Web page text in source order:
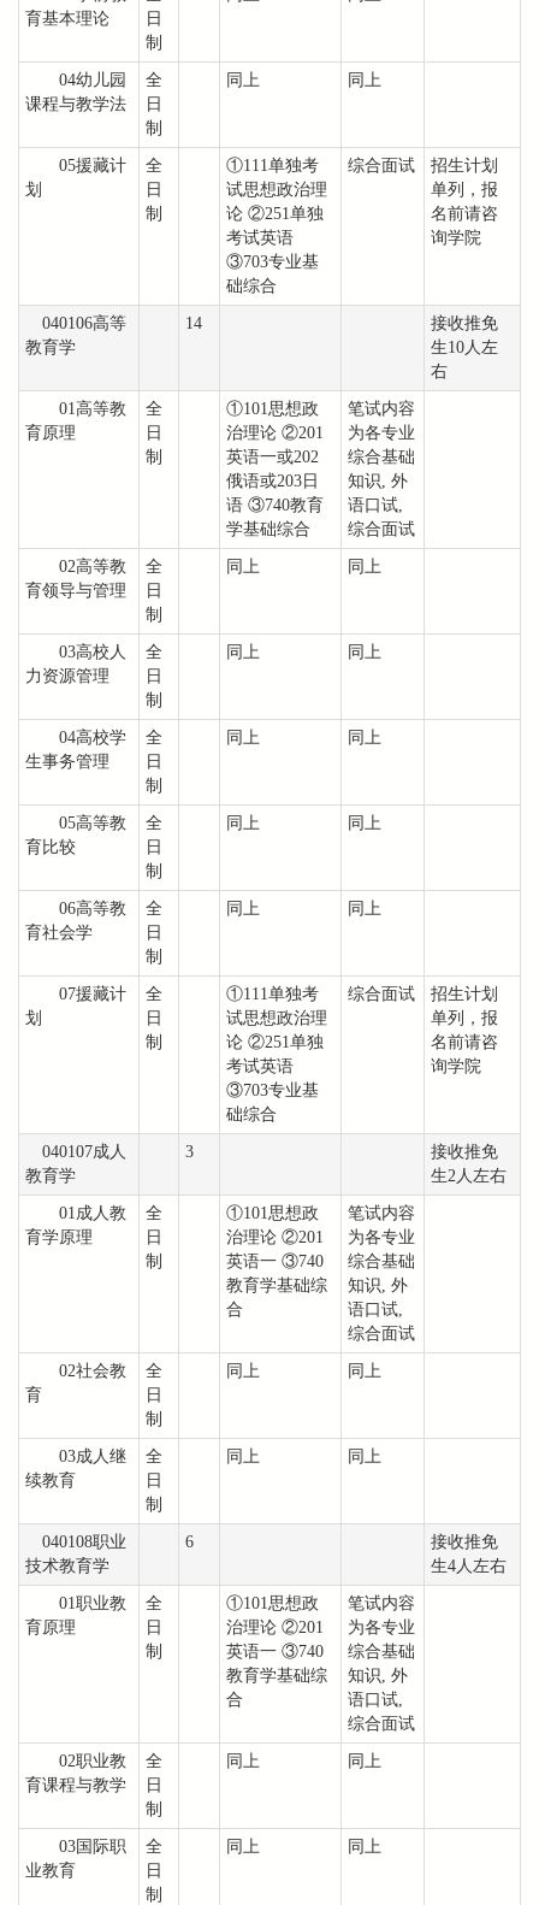
育基本理论
日
制
04幼儿园
课程与教学法
全
日
制
同上 同上
05援藏计
划
全
日
制
①111单独考
试思想政治理
论 ②251单独
考试英语
③703专业基
础综合
综合面试
招生计划
单列，报
名前请咨
询学院
040106高等
教育学
14
接收推免
生10人左
右
01高等教
育原理
全
日
制
①101思想政
治理论 ②201
英语一或202
俄语或203日
语 ③740教育
学基础综合
笔试内容
为各专业
综合基础
知识, 外
语口试,
综合面试
02高等教
育领导与管理
全
日
制
同上 同上
03高校人
力资源管理
全
日
制
同上 同上
04高校学
生事务管理
全
日
制
同上 同上
05高等教
育比较
全
日
制
同上 同上
06高等教
育社会学
全
日
制
同上 同上
07援藏计
划
全
日
制
①111单独考
试思想政治理
论 ②251单独
考试英语
③703专业基
础综合
综合面试
招生计划
单列，报
名前请咨
询学院
040107成人
教育学
3
接收推免
生2人左右
01成人教
育学原理
全
日
制
①101思想政
治理论 ②201
英语一 ③740
教育学基础综
合
笔试内容
为各专业
综合基础
知识, 外
语口试,
综合面试
02社会教
育
全
日
制
同上 同上
03成人继
续教育
全
日
制
同上 同上
040108职业
技术教育学
6
接收推免
生4人左右
01职业教
育原理
全
日
制
①101思想政
治理论 ②201
英语一 ③740
教育学基础综
合
笔试内容
为各专业
综合基础
知识, 外
语口试,
综合面试
02职业教
育课程与教学
全
日
制
同上 同上
03国际职
业教育
全
日
制
同上 同上